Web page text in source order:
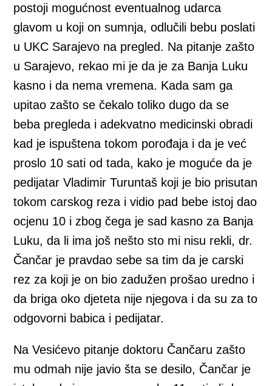
postoji mogućnost eventualnog udarca
glavom u koji on sumnja, odlučili bebu poslati
u UKC Sarajevo na pregled. Na pitanje zašto
u Sarajevo, rekao mi je da je za Banja Luku
kasno i da nema vremena. Kada sam ga
upitao zašto se čekalo toliko dugo da se
beba pregleda i adekvatno medicinski obradi
kad je ispuštena tokom porođaja i da je već
proslo 10 sati od tada, kako je moguće da je
pedijatar Vladimir Turuntaš koji je bio prisutan
tokom carskog reza i vidio pad bebe istoj dao
ocjenu 10 i zbog čega je sad kasno za Banja
Luku, da li ima još nešto sto mi nisu rekli, dr.
Čančar je pravdao sebe sa tim da je carski
rez za koji je on bio zadužen prošao uredno i
da briga oko djeteta nije njegova i da su za to
odgovorni babica i pedijatar.
Na Vesićevo pitanje doktoru Čančaru zašto
mu odmah nije javio šta se desilo, Čančar je